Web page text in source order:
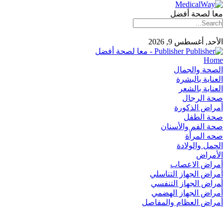
معا لصحة أفضل
الأحد, أغسطس 9, 2026
Publisher - معا لصحة أفضل
Home
الصحة والجمال
العناية بالبشرة
العناية بالشعر
صحة الرجال
أمراض الذكورة
صحة الطفل
صحة الفم والأسنان
صحه المرأة
الحمل والولادة
الأمراض
أمراض الاعصاب
أمراض الجهاز التناسلي
أﻤراض اﻟﺠﻬﺎز اﻟﺘﻨﻔﺴﻲ
أمراض الجهاز الهضمي
أمراض العظام والمفاصل